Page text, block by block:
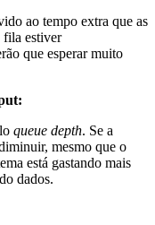
ao tempo extra que as
fila estiver
que esperar muito
queue depth. Se a
mesmo que o
está gastando mais
dados.